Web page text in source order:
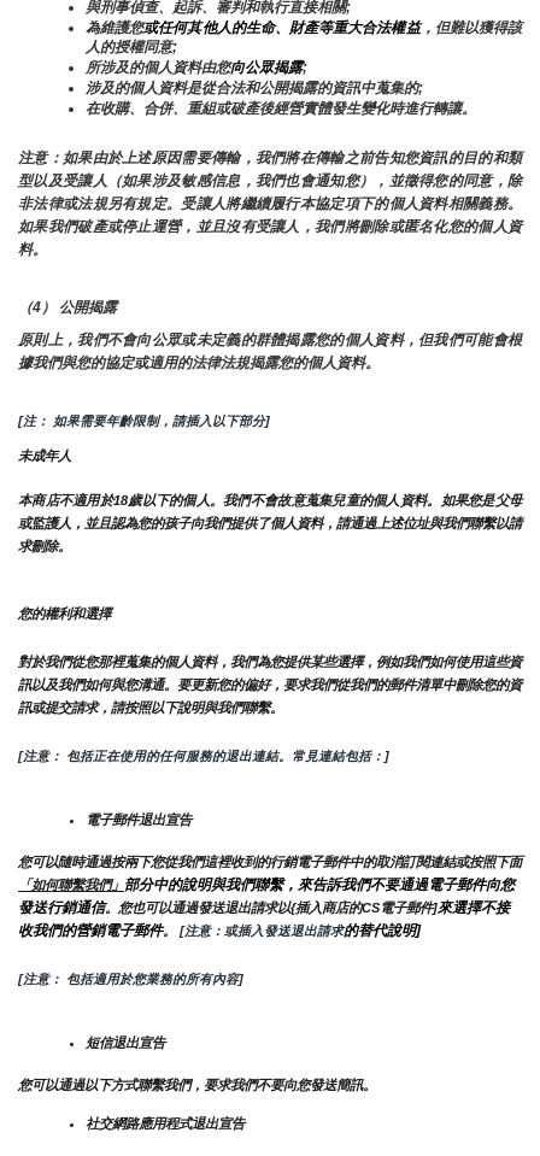
與刑事偵查、起訴、審判和執行直接相關;
為維護您或任何其他人的生命、財產等重大合法權益，但難以獲得該
人的授權同意;
所涉及的個人資料由您向公眾揭露;
涉及的個人資料是從合法和公開揭露的資訊中蒐集的;
在收購、合併、重組或破產後經營實體發生變化時進行轉讓。
注意：如果由於上述原因需要傳輸，我們將在傳輸之前告知您資訊的目的和類
型以及受讓人（如果涉及敏感信息，我們也會通知您），並徵得您的同意，除
非法律或法規另有規定。受讓人將繼續履行本協定項下的個人資料相關義務。
如果我們破產或停止運營，並且沒有受讓人，我們將刪除或匿名化您的個人資
料。
（4） 公開揭露
原則上，我們不會向公眾或未定義的群體揭露您的個人資料，但我們可能會根
據我們與您的協定或適用的法律法規揭露您的個人資料。
[注： 如果需要年齡限制，請插入以下部分]
未成年人
本商店不適用於18歲以下的個人。我們不會故意蒐集兒童的個人資料。如果您是父母
或監護人，並且認為您的孩子向我們提供了個人資料，請通過上述位址與我們聯繫以請
求刪除。
您的權利和選擇
對於我們從您那裡蒐集的個人資料，我們為您提供某些選擇，例如我們如何使用這些資
訊以及我們如何與您溝通。要更新您的偏好，要求我們從我們的郵件清單中刪除您的資
訊或提交請求，請按照以下說明與我們聯繫。
[注意： 包括正在使用的任何服務的退出連結。常見連結包括：]
電子郵件退出宣告
您可以隨時通過按兩下您從我們這裡收到的行銷電子郵件中的取消訂閱連結或按照下面
「如何聯繫我們」 部分中的說明與我們聯繫，來告訴我們不要通過電子郵件向您
發送行銷通信。您也可以通過發送退出請求以{插入商店的CS電子郵件]來選擇不接
收我們的營銷電子郵件。 [注意：或插入發送退出請求的替代說明]
[注意： 包括適用於您業務的所有內容]
短信退出宣告
您可以通過以下方式聯繫我們，要求我們不要向您發送簡訊。
社交網路應用程式退出宣告